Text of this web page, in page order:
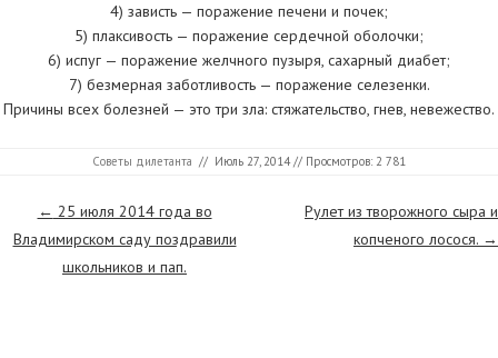
4) зависть — поражение печени и почек;
5) плаксивость — поражение сердечной оболочки;
6) испуг — поражение желчного пузыря, сахарный диабет;
7) безмерная заботливость — поражение селезенки.
Причины всех болезней — это три зла: стяжательство, гнев, невежество.
Советы дилетанта // Июль 27, 2014// Просмотров: 2 781
Страницы
← 25 июля 2014 года во
Владимирском саду поздравили
школьников и пап.
Рулет из творожного сыра и
копченого лосося. →